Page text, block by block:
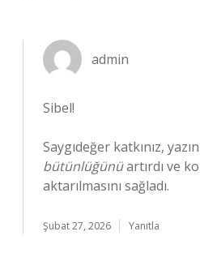
admin
Sibel!
Saygıdeğer katkınız,
bütünlüğünüartırdı ve
aktarılmasını sağladı.
Şubat 27, 2026 Yanıtla